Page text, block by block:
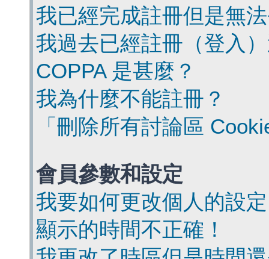
我已經完成註冊但是無
我過去已經註冊（登入
COPPA 是甚麼？
我為什麼不能註冊？
「刪除所有討論區
會員參數和設定
我要如何更改個人的設
顯示的時間不正確！